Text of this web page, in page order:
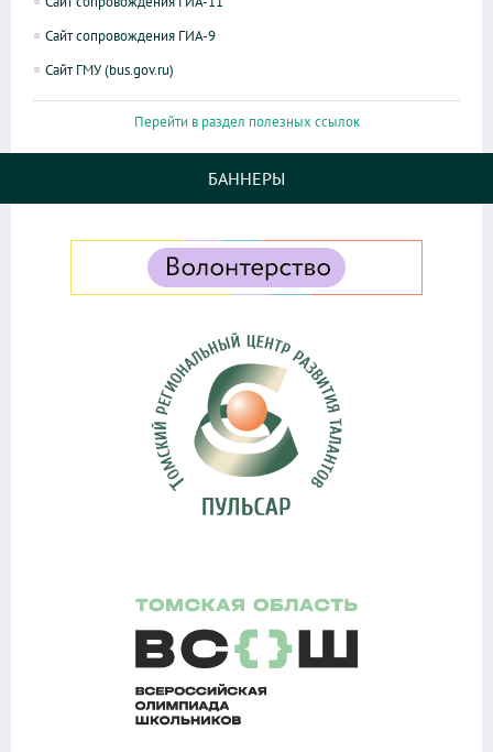
Сайт сопровождения ГИА-9
Сайт ГМУ (bus.gov.ru)
Перейти в раздел полезных ссылок
БАННЕРЫ